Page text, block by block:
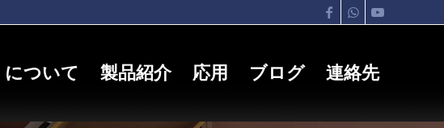
について 製品紹介 応用 ブログ 連絡先